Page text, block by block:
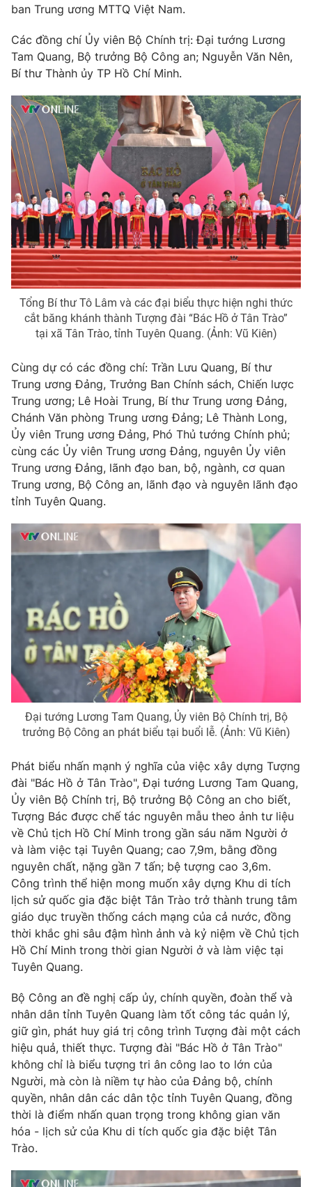
Liên hệ tòa soạn English
THỜI BÁO VTV
Theo dõi báo trên
Cơ quan chủ quản:Đài Truyền hình Việt Nam
Cơ quan báo chí: Thời báo VTV
Giấy phép hoạt động báo in và báo điện tử số 483/GP-BTTTT
cấp ngày 29/12/2023
Tổng Biên tập:
Phó Tổng Biên tập: Nguyễn Thị Mỹ Hạnh, Phạm Quốc Thắng,
Nguyễn Trọng Ninh
Ðiện thoại Thời báo VTV: 024.66 897 897
Email: toasoan@vtv.vn
Liên hệ quảng cáo:024-7300.7108
® Cấm sao chép dưới mọi hình thức nếu không có sự chấp
thuận bằng văn bản. Ghi rõ nguồn VTV.vn khi phát hành lại
thông tin từ website này.
ban Trung ương MTTQ Việt Nam.
Các đồng chí Ủy viên Bộ Chính trị: Đại tướng Lương
Tam Quang, Bộ trưởng Bộ Công an; Nguyễn Văn Nên,
Bí thư Thành ủy TP Hồ Chí Minh.
Tổng Bí thư Tô Lâm và các đại biểu thực hiện nghi thức
cắt băng khánh thành Tượng đài “Bác Hồ ở Tân Trào”
tại xã Tân Trào, tỉnh Tuyên Quang. (Ảnh: Vũ Kiên)
Cùng dự có các đồng chí: Trần Lưu Quang, Bí thư
Trung ương Đảng, Trưởng Ban Chính sách, Chiến lược
Trung ương; Lê Hoài Trung, Bí thư Trung ương Đảng,
Chánh Văn phòng Trung ương Đảng; Lê Thành Long,
Ủy viên Trung ương Đảng, Phó Thủ tướng Chính phủ;
cùng các Ủy viên Trung ương Đảng, nguyên Ủy viên
Trung ương Đảng, lãnh đạo ban, bộ, ngành, cơ quan
Trung ương, Bộ Công an, lãnh đạo và nguyên lãnh đạo
tỉnh Tuyên Quang.
Đại tướng Lương Tam Quang, Ủy viên Bộ Chính trị, Bộ
trưởng Bộ Công an phát biểu tại buổi lễ. (Ảnh: Vũ Kiên)
Phát biểu nhấn mạnh ý nghĩa của việc xây dựng Tượng
đài "Bác Hồ ở Tân Trào", Đại tướng Lương Tam Quang,
Ủy viên Bộ Chính trị, Bộ trưởng Bộ Công an cho biết,
Tượng Bác được chế tác nguyên mẫu theo ảnh tư liệu
về Chủ tịch Hồ Chí Minh trong gần sáu năm Người ở
và làm việc tại Tuyên Quang; cao 7,9m, bằng đồng
nguyên chất, nặng gần 7 tấn; bệ tượng cao 3,6m.
Công trình thể hiện mong muốn xây dựng Khu di tích
lịch sử quốc gia đặc biệt Tân Trào trở thành trung tâm
giáo dục truyền thống cách mạng của cả nước, đồng
thời khắc ghi sâu đậm hình ảnh và kỷ niệm về Chủ tịch
Hồ Chí Minh trong thời gian Người ở và làm việc tại
Tuyên Quang.
Bộ Công an đề nghị cấp ủy, chính quyền, đoàn thể và
nhân dân tỉnh Tuyên Quang làm tốt công tác quản lý,
giữ gìn, phát huy giá trị công trình Tượng đài một cách
hiệu quả, thiết thực. Tượng đài "Bác Hồ ở Tân Trào"
không chỉ là biểu tượng tri ân công lao to lớn của
Người, mà còn là niềm tự hào của Đảng bộ, chính
quyền, nhân dân các dân tộc tỉnh Tuyên Quang, đồng
thời là điểm nhấn quan trọng trong không gian văn
hóa - lịch sử của Khu di tích quốc gia đặc biệt Tân
Trào.